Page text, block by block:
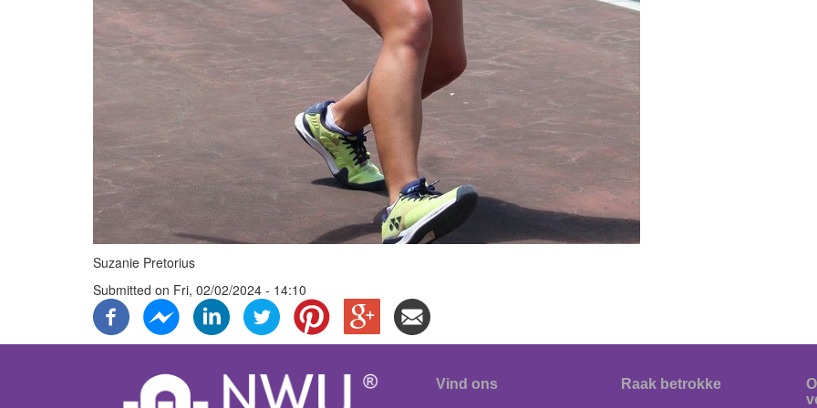
Suzanie Pretorius
Submitted on Fri, 02/02/2024 - 14:10
Vind ons Raak betrokke